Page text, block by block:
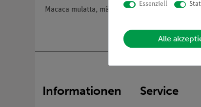
Macaca mulatta, männlich, Naturabguß, aus
Informationen Service
Essenziell
Alle